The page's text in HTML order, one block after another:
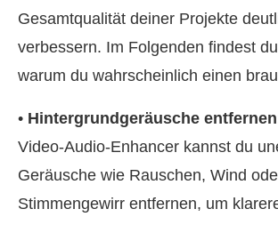
Gesamtqualität deiner Projekte
verbessern. Im Folgenden findest
warum du wahrscheinlich einen
• Hintergrundgeräusche entfernen
Video-Audio-Enhancer kannst du
Geräusche wie Rauschen, Wind
Stimmengewirr entfernen, um